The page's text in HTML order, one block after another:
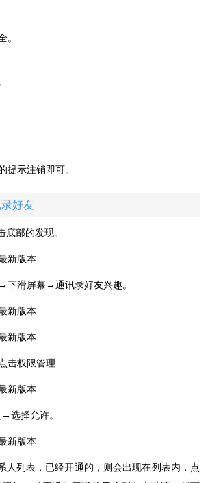
。
提示注销即可。
好友
部的发现。
下滑屏幕→通讯录好友兴趣。
击权限管理
选择允许。
人列表，已经开通的，则会出现在列表内，点